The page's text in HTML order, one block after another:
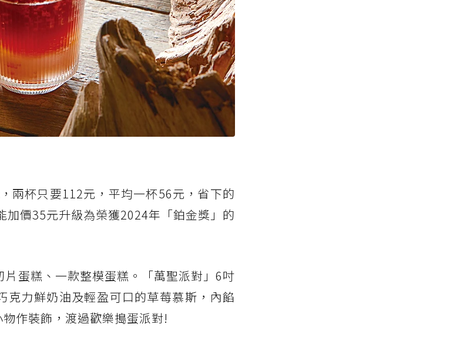
兩杯只要112元，平均一杯56元，省下的
價35元升級為榮獲2024年「鉑金獎」的
蛋糕、一款整模蛋糕。「萬聖派對」6吋
力鮮奶油及輕盈可口的草莓慕斯，內餡
作裝飾，渡過歡樂搗蛋派對!